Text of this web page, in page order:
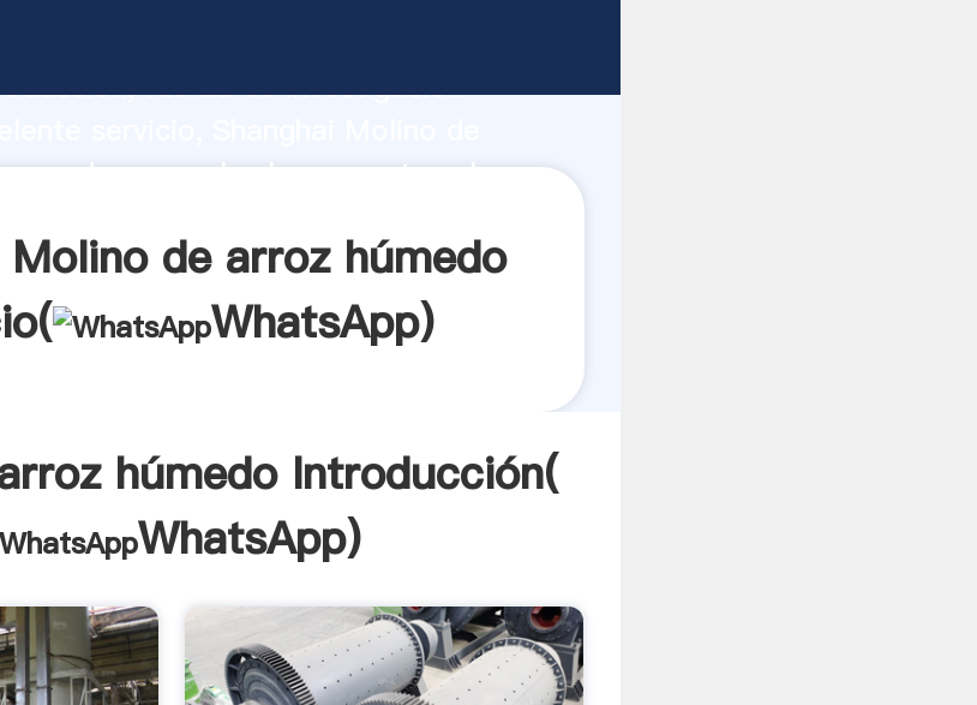
fuerza de investigación
crea el valor y aporta valores
de arroz húmedo
WhatsApp)
húmedo Introducción(
WhatsApp)